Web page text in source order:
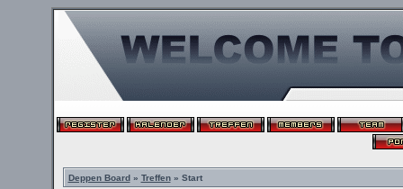
Deppen Board» Treffen» Start